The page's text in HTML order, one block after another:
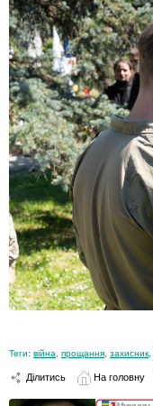
Теги: війна прощання захисник
Ділитись На головну